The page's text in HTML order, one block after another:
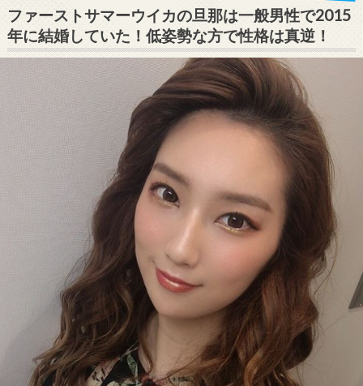
ファーストサマーウイカの旦那は一般男性で2015
年に結婚していた！低姿勢な方で性格は真逆！